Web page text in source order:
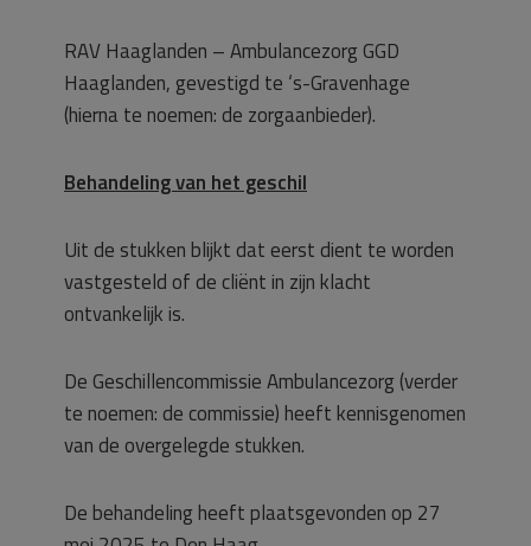
RAV Haaglanden – Ambulancezorg GGD
Haaglanden, gevestigd te ‘s-Gravenhage
(hierna te noemen: de zorgaanbieder).
Behandeling van het geschil
Uit de stukken blijkt dat eerst dient te worden
vastgesteld of de cliënt in zijn klacht
ontvankelijk is.
De Geschillencommissie Ambulancezorg (verder
te noemen: de commissie) heeft kennisgenomen
van de overgelegde stukken.
De behandeling heeft plaatsgevonden op 27